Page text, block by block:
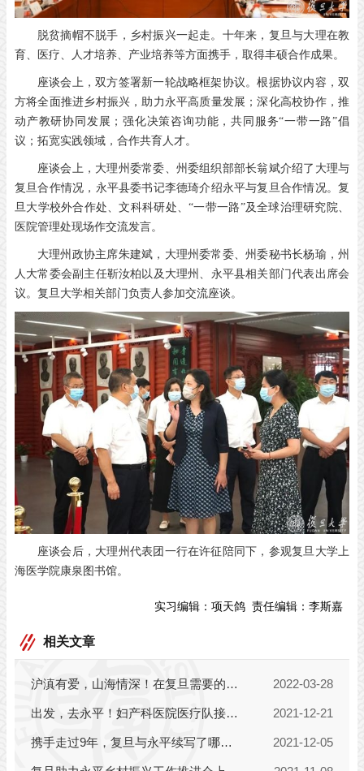
脱贫摘帽不脱手，乡村振兴一起走。十年来，复旦与大理在教
育、医疗、人才培养、产业培养等方面携手，取得丰硕合作成果。
座谈会上，双方签署新一轮战略框架协议。根据协议内容，双
方将全面推进乡村振兴，助力永平高质量发展；深化高校协作，推
动产教研协同发展；强化决策咨询功能，共同服务“一带一路”倡
议；拓宽实践领域，合作共育人才。
座谈会上，大理州委常委、州委组织部部长翁斌介绍了大理与
复旦合作情况，永平县委书记李德琦介绍永平与复旦合作情况。复
旦大学校外合作处、文科科研处、“一带一路”及全球治理研究院、
医院管理处现场作交流发言。
大理州政协主席朱建斌，大理州委常委、州委秘书长杨瑜，州
人大常委会副主任靳汝柏以及大理州、永平县相关部门代表出席会
议。复旦大学相关部门负责人参加交流座谈。
座谈会后，大理州代表团一行在许征陪同下，参观复旦大学上
海医学院康泉图书馆。
实习编辑： 项天鸽 责任编辑： 李斯嘉
相关文章